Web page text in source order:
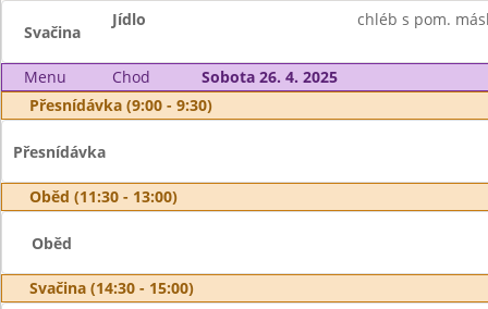
Svačina
Jídlo chléb s pom.
Menu Chod
Sobota 26. 4. 2025
Přesnídávka (9:00 - 9:30)
Přesnídávka
Oběd (11:30 - 13:00)
Oběd
Svačina (14:30 - 15:00)